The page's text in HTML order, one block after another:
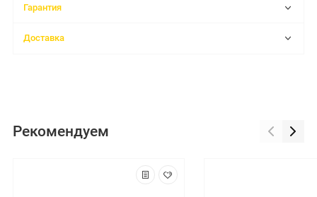
Гарантия
Доставка
Рекомендуем